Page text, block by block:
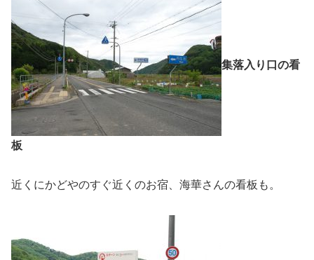
集落入り口の看
板
近くにかどやのすぐ近くのお宿、海華さんの看板も。